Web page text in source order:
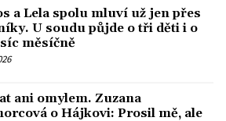
a Lela spolu mluví už jen přes
U soudu půjde o tři děti i o
měsíčně
ani omylem. Zuzana
o Hájkovi: Prosil mě, ale